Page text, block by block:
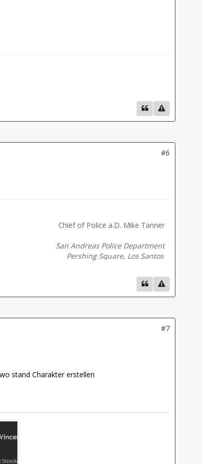
#6
Chief of Police a.D. Mike Tanner
San Andreas Police Department
Pershing Square, Los Santos
#7
stand Charakter erstellen